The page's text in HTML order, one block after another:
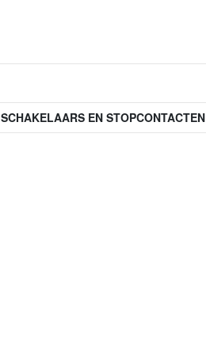
SCHAKELAARS EN STOPCONTACTEN